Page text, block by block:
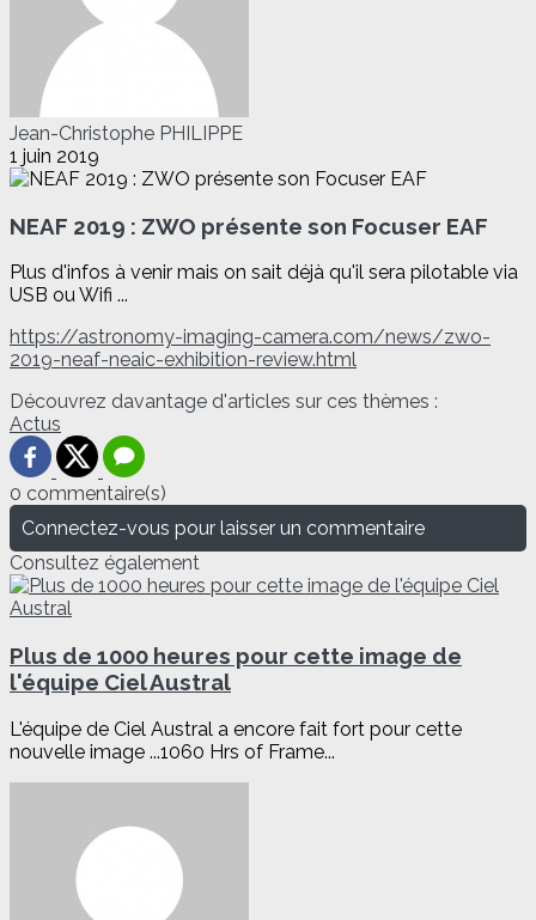
Jean-Christophe PHILIPPE
1 juin 2019
NEAF 2019 : ZWO présente son Focuser EAF
Plus d'infos à venir mais on sait déjà qu'il sera pilotable via
USB ou Wifi ...
https://astronomy-imaging-camera.com/news/zwo-
2019-neaf-neaic-exhibition-review.html
Découvrez davantage d'articles sur ces thèmes :
Actus
0 commentaire(s)
Connectez-vous pour laisser un commentaire
Consultez également
Plus de 1000 heures pour cette image de
l'équipe Ciel Austral
L'équipe de Ciel Austral a encore fait fort pour cette
nouvelle image ...1060 Hrs of Frame...